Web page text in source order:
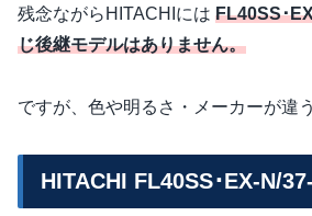
残念ながらHITACHIには FL40SS･
じ後継モデルはありません。
ですが、色や明るさ・メーカーが違
HITACHI FL40SS･EX-N/